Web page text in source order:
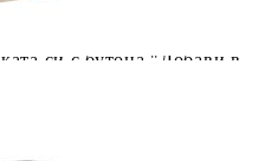
информационна цел.
си с бутона "Добави в